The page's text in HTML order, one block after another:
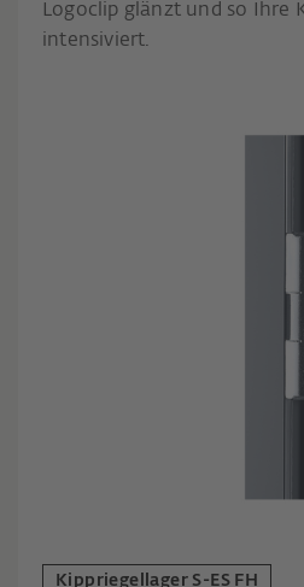
Logoclip glänzt und so Ihre
intensiviert.
Kippriegellager S-ES FH